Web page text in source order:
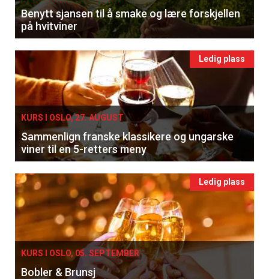
Benytt sjansen til å smake og lære forskjellen
på hvitviner
Ledig plass
KURS I OSLO, 27. AUGUST
Sammenlign franske klassikere og ungarske
viner til en 5-retters meny
Ledig plass
KURS I OSLO, 05. SEPTEMBER
Bobler & Brunsj